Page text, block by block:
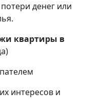
денег или
квартиры в
интересов и